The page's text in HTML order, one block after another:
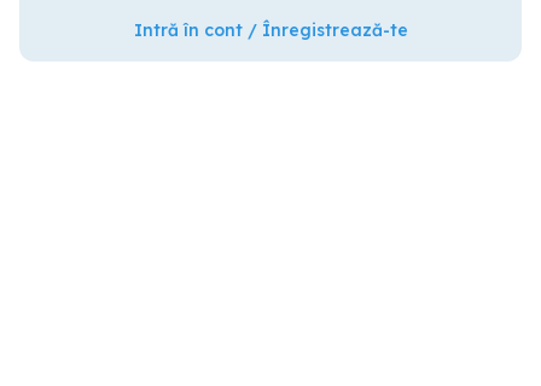
Intră în cont / Înregistrează-te